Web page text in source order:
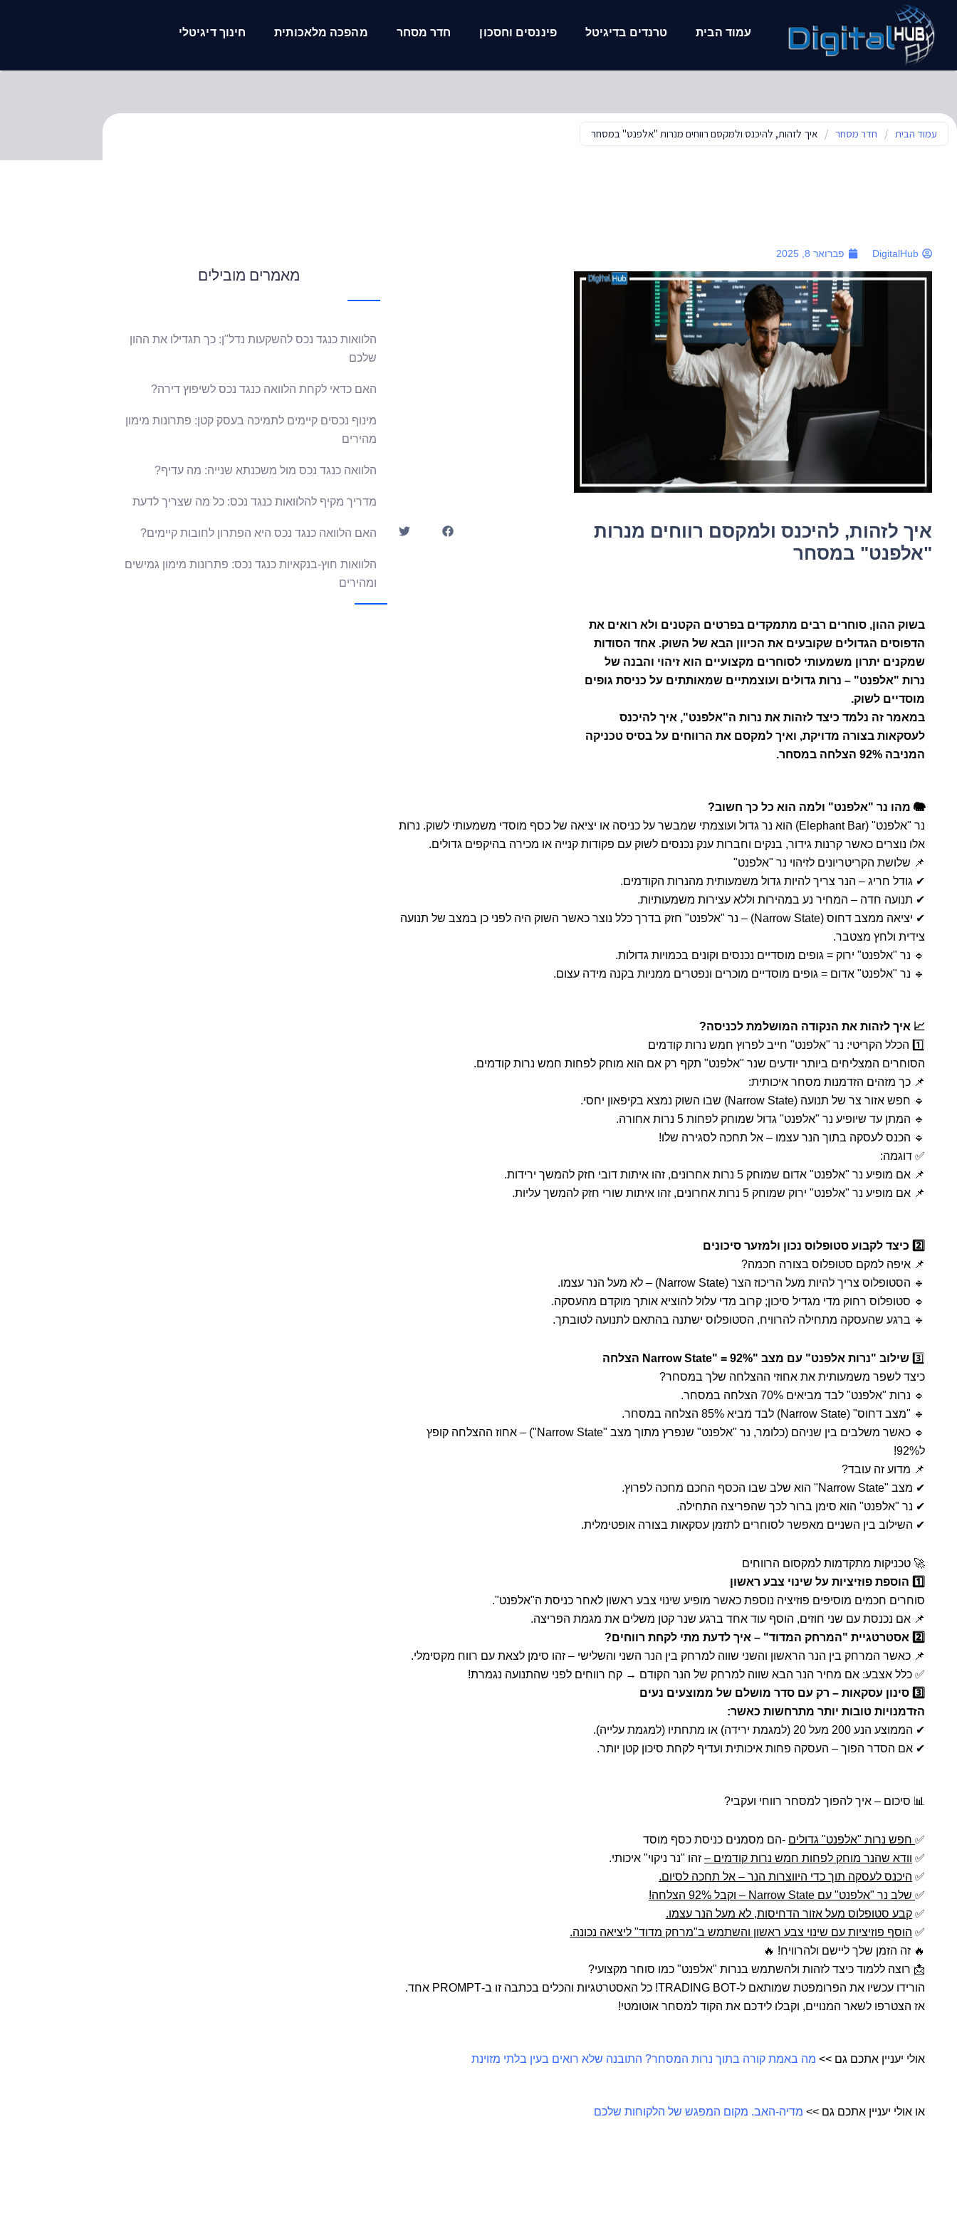
עמוד הבית טרנדים בדיגיטל פיננסים וחסכון חדר מסחר מהפכה מלאכותית חינוך דיגיטלי
עמוד הבית / חדר מסחר / איך לזהות, להיכנס ולמקסם רווחים מנרות "אלפנט" במסחר
DigitalHub פברואר 8, 2025
איך לזהות, להיכנס ולמקסם רווחים מנרות
"אלפנט" במסחר
בשוק ההון, סוחרים רבים מתמקדים בפרטים הקטנים ולא רואים את
הדפוסים הגדולים שקובעים את הכיוון הבא של השוק. אחד הסודות
שמקנים יתרון משמעותי לסוחרים מקצועיים הוא זיהוי והבנה של
נרות "אלפנט" – נרות גדולים ועוצמתיים שמאותתים על כניסת גופים
מוסדיים לשוק.
במאמר זה נלמד כיצד לזהות את נרות ה"אלפנט", איך להיכנס
לעסקאות בצורה מדויקת, ואיך למקסם את הרווחים על בסיס טכניקה
המניבה 92% הצלחה במסחר.
🐘 מהו נר "אלפנט" ולמה הוא כל כך חשוב?
נר "אלפנט" (Elephant Bar) הוא נר גדול ועוצמתי שמבשר על כניסה או יציאה של כסף מוסדי משמעותי לשוק. נרות
אלו נוצרים כאשר קרנות גידור, בנקים וחברות ענק נכנסים לשוק עם פקודות קנייה או מכירה בהיקפים גדולים.
📌 שלושת הקריטריונים לזיהוי נר "אלפנט"
✔ גודל חריג – הנר צריך להיות גדול משמעותית מהנרות הקודמים.
✔ תנועה חדה – המחיר נע במהירות וללא עצירות משמעותיות.
✔ יציאה ממצב דחוס (Narrow State) – נר "אלפנט" חזק בדרך כלל נוצר כאשר השוק היה לפני כן במצב של תנועה
צידית ולחץ מצטבר.
🔹 נר "אלפנט" ירוק = גופים מוסדיים נכנסים וקונים בכמויות גדולות.
🔹 נר "אלפנט" אדום = גופים מוסדיים מוכרים ונפטרים ממניות בקנה מידה עצום.
📈 איך לזהות את הנקודה המושלמת לכניסה?
1️⃣ הכלל הקריטי: נר "אלפנט" חייב לפרוץ חמש נרות קודמים
הסוחרים המצליחים ביותר יודעים שנר "אלפנט" תקף רק אם הוא מוחק לפחות חמש נרות קודמים.
📌 כך מזהים הזדמנות מסחר איכותית:
🔹 חפש אזור צר של תנועה (Narrow State) שבו השוק נמצא בקיפאון יחסי.
🔹 המתן עד שיופיע נר "אלפנט" גדול שמוחק לפחות 5 נרות אחורה.
🔹 הכנס לעסקה בתוך הנר עצמו – אל תחכה לסגירה שלו!
✅ דוגמה:
📌 אם מופיע נר "אלפנט" אדום שמוחק 5 נרות אחרונים, זהו איתות דובי חזק להמשך ירידות.
📌 אם מופיע נר "אלפנט" ירוק שמוחק 5 נרות אחרונים, זהו איתות שורי חזק להמשך עליות.
2️⃣ כיצד לקבוע סטופלוס נכון ולמזער סיכונים
📌 איפה למקם סטופלוס בצורה חכמה?
🔹 הסטופלוס צריך להיות מעל הריכוז הצר (Narrow State) – לא מעל הנר עצמו.
🔹 סטופלוס רחוק מדי מגדיל סיכון; קרוב מדי עלול להוציא אותך מוקדם מהעסקה.
🔹 ברגע שהעסקה מתחילה להרוויח, הסטופלוס ישתנה בהתאם לתנועה לטובתך.
3️⃣ שילוב "נרות אלפנט" עם מצב "Narrow State" = 92% הצלחה
כיצד לשפר משמעותית את אחוזי ההצלחה שלך במסחר?
🔹 נרות "אלפנט" לבד מביאים 70% הצלחה במסחר.
🔹 "מצב דחוס" (Narrow State) לבד מביא 85% הצלחה במסחר.
🔹 כאשר משלבים בין שניהם (כלומר, נר "אלפנט" שנפרץ מתוך מצב "Narrow State") – אחוז ההצלחה קופץ
ל92%!
📌 מדוע זה עובד?
✔ מצב "Narrow State" הוא שלב שבו הכסף החכם מחכה לפרוץ.
✔ נר "אלפנט" הוא סימן ברור לכך שהפריצה התחילה.
✔ השילוב בין השניים מאפשר לסוחרים לתזמן עסקאות בצורה אופטימלית.
🚀 טכניקות מתקדמות למקסום הרווחים
1️⃣ הוספת פוזיציות על שינוי צבע ראשון
סוחרים חכמים מוסיפים פוזיציה נוספת כאשר מופיע שינוי צבע ראשון לאחר כניסת ה"אלפנט".
📌 אם נכנסת עם שני חוזים, הוסף עוד אחד ברגע שנר קטן משלים את מגמת הפריצה.
2️⃣ אסטרטגיית "המרחק המדוד" – איך לדעת מתי לקחת רווחים?
📌 כאשר המרחק בין הנר הראשון והשני שווה למרחק בין הנר השני והשלישי – זהו סימן לצאת עם רווח מקסימלי.
✅ כלל אצבע: אם מחיר הנר הבא שווה למרחק של הנר הקודם → קח רווחים לפני שהתנועה נגמרת!
3️⃣ סינון עסקאות – רק עם סדר מושלם של ממוצעים נעים
הזדמנויות טובות יותר מתרחשות כאשר:
✔ הממוצע הנע 200 מעל 20 (למגמת ירידה) או מתחתיו (למגמת עלייה).
✔ אם הסדר הפוך – העסקה פחות איכותית ועדיף לקחת סיכון קטן יותר.
📊 סיכום – איך להפוך למסחר רווחי ועקבי?
✅ חפש נרות "אלפנט" גדולים -הם מסמנים כניסת כסף מוסד
✅ וודא שהנר מוחק לפחות חמש נרות קודמים – זהו "נר ניקוי" איכותי.
✅ היכנס לעסקה תוך כדי היווצרות הנר – אל תחכה לסיום.
✅ שלב נר "אלפנט" עם Narrow State – וקבל 92% הצלחה!
✅ קבע סטופלוס מעל אזור הדחיסות, לא מעל הנר עצמו.
✅ הוסף פוזיציות עם שינוי צבע ראשון והשתמש ב"מרחק מדוד" ליציאה נכונה.
🔥 זה הזמן שלך ליישם ולהרוויח! 🔥
📩 רוצה ללמוד כיצד לזהות ולהשתמש בנרות "אלפנט" כמו סוחר מקצועי?
הורידו עכשיו את הפרומפטת שמותאם ל-TRADING BOT! כל האסטרטגיות והכלים בכתבה זו ב-PROMPT אחד.
אז הצטרפו לשאר המנויים, וקבלו לידכם את הקוד למסחר אוטומטי!
אולי יעניין אתכם גם >> מה באמת קורה בתוך נרות המסחר? התובנה שלא רואים בעין בלתי מזוינת
או אולי יעניין אתכם גם >> מדיה-האב. מקום המפגש של הלקוחות שלכם
מאמרים מובילים
הלוואות כנגד נכס להשקעות נדל"ן: כך תגדילו את ההון
שלכם
האם כדאי לקחת הלוואה כנגד נכס לשיפוץ דירה?
מינוף נכסים קיימים לתמיכה בעסק קטן: פתרונות מימון
מהירים
הלוואה כנגד נכס מול משכנתא שנייה: מה עדיף?
מדריך מקיף להלוואות כנגד נכס: כל מה שצריך לדעת
האם הלוואה כנגד נכס היא הפתרון לחובות קיימים?
הלוואות חוץ-בנקאיות כנגד נכס: פתרונות מימון גמישים
ומהירים